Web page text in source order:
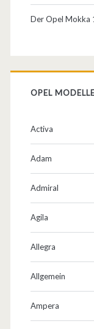
Der Opel Mokka
OPEL
Activa
Adam
Admiral
Agila
Allegra
Allgemein
Ampera